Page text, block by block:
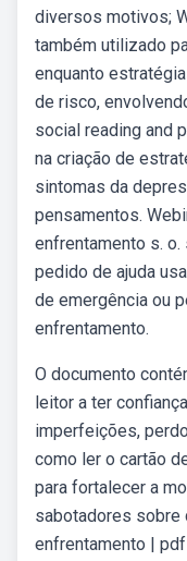
diversos motivos;
também utilizado
enquanto
de risco,
social reading and
na criação de
sintomas da
pensamentos.
enfrentamento s. o.
pedido de ajuda
de emergência ou
enfrentamento.
O documento
leitor a ter
imperfeições,
como ler o cartão
para fortalecer a
sabotadores sobre
enfrentamento |